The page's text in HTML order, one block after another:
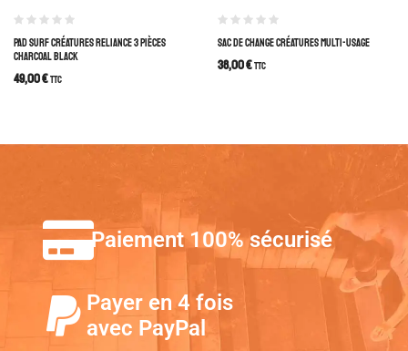
PAD SURF CRÉATURES RELIANCE 3 PIÈCES
CHARCOAL BLACK
49,00€TTC
SAC DE CHANGE CRÉATURES MULTI-USAGE
38,00€TTC
Paiement 100% sécurisé
Payer en 4 fois
avec PayPal